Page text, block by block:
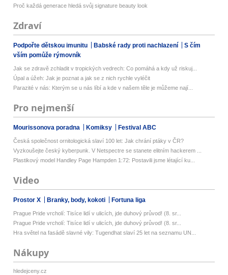
Proč každá generace hledá svůj signature beauty look
Zdraví
Podpořte dětskou imunitu Babské rady proti nachlazení
S čím
vším pomůže rýmovník
Jak se zdravě zchladit v tropických vedrech: Co pomáhá a kdy už riskuj...
Úpal a úžeh: Jak je poznat a jak se z nich rychle vyléčit
Parazité v nás: Kterým se u nás líbí a kde v našem těle je můžeme nají...
Pro nejmenší
Mourissonova poradna Komiksy Festival ABC
Česká společnost ornitologická slaví 100 let: Jak chrání ptáky v ČR?
Vyzkoušejte český kyberpunk. V Netspectre se stanete elitním hackerem ...
Plastikový model Handley Page Hampden 1:72: Postavili jsme létající ku...
Video
Prostor X Branky, body, kokoti Fortuna liga
Prague Pride vrcholí: Tisíce lidí v ulicích, jde duhový průvod! (8. sr...
Prague Pride vrcholí: Tisíce lidí v ulicích, jde duhový průvod! (8. sr...
Hra světel na fasádě slavné vily: Tugendhat slaví 25 let na seznamu UN...
Nákupy
hledejceny.cz